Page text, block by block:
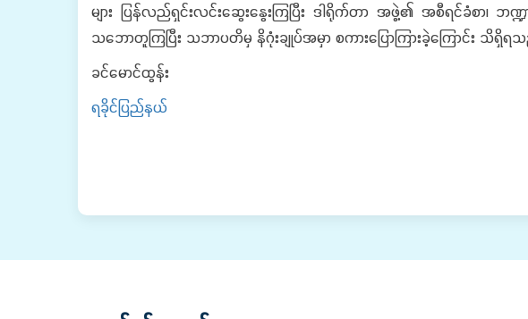
များ ပြန်လည်ရှင်းလင်းဆွေးနွေးကြပြီး ဒါရိုက်တာ အဖွဲ့၏ အစီရင်ခံစာ၊
သဘောတူကြပြီး သဘာပတိမှ နိဂုံးချုပ်အမှာ စကားပြောကြားခဲ့ကြောင်း သိရှိရ
ခင်မောင်ထွန်း
ရခိုင်ပြည်နယ်